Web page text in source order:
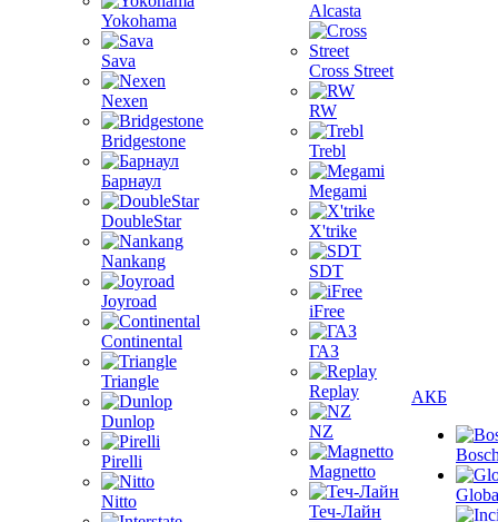
Yokohama
Sava
Nexen
Bridgestone
Барнаул
DoubleStar
Nankang
Joyroad
Continental
Triangle
Dunlop
Pirelli
Nitto
Alcasta
Cross Street
RW
Trebl
Megami
X'trike
SDT
iFree
ГАЗ
Replay
NZ
Magnetto
Теч-Лайн
АКБ